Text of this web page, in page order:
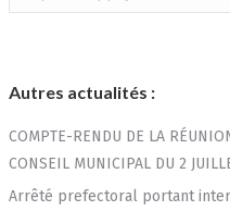
:
Autres actualités :
COMPTE-RENDU DE LA
CONSEIL MUNICIPAL DU 2
Arrêté prefectoral portant